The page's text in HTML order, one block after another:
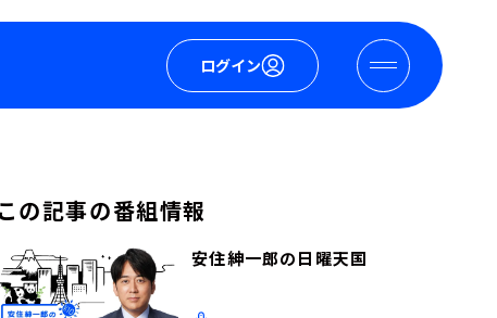
ログイン
この記事の番組情報
安住紳一郎の日曜天国